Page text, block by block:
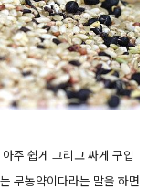
주 쉽게 그리고 싸게 구입
무농약이다라는 말을 하면